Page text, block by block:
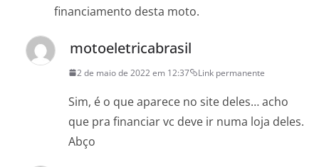
financiamento desta moto.
motoeletricabrasil
2 de maio de 2022 em 12:37 Link permanente
Sim, é o que aparece no site deles… acho
que pra financiar vc deve ir numa loja deles.
Abço